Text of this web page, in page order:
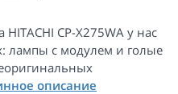
CP-X275WA у нас
лампы с модулем и голые